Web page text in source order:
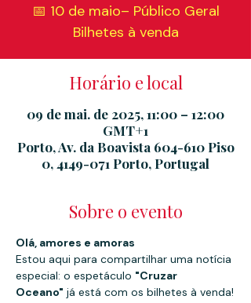
📅 10 de maio– Público Geral
Bilhetes à venda
Horário e local
09 de mai. de 2025, 11:00 – 12:00
GMT+1
Porto, Av. da Boavista 604-610 Piso
0, 4149-071 Porto, Portugal
Sobre o evento
Olá, amores e amoras
Estou aqui para compartilhar uma notícia
especial: o espetáculo "Cruzar
Oceano" já está com os bilhetes à venda!